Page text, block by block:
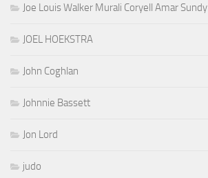
Joe Louis Walker Murali Coryell Amar Sundy
JOEL HOEKSTRA
John Coghlan
Johnnie Bassett
Jon Lord
judo